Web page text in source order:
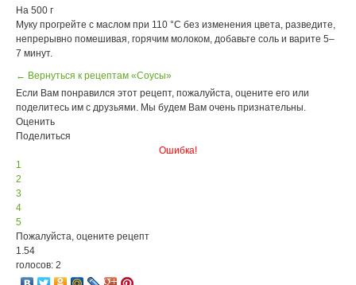
На 500 г
Муку прогрейте с маслом при 110 °С без изменения цвета, разведите,
непрерывно помешивая, горячим молоком, добавьте соль и варите 5–
7 минут.
← Вернуться к рецептам «Соусы»
Если Вам понравился этот рецепт, пожалуйста, оцените его или
поделитесь им с друзьями. Мы будем Вам очень признательны.
Оценить
Поделиться
Ошибка!
1
2
3
4
5
Пожалуйста, оцените рецепт
1.54
голосов: 2